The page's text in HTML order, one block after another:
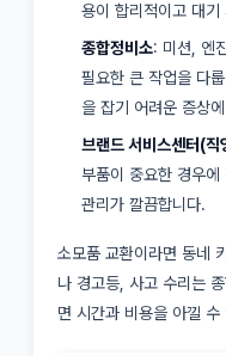
용이 합리적이고 대기
종합정비소: 미션, 엔
필요한 큰 작업을 다
을 잡기 어려운 증상
브랜드 서비스센터(직
부품이 중요한 경우
관리가 깔끔합니다.
소모품 교환이라면 동네
나 경고등, 사고 수리는
면 시간과 비용을 아낄 수